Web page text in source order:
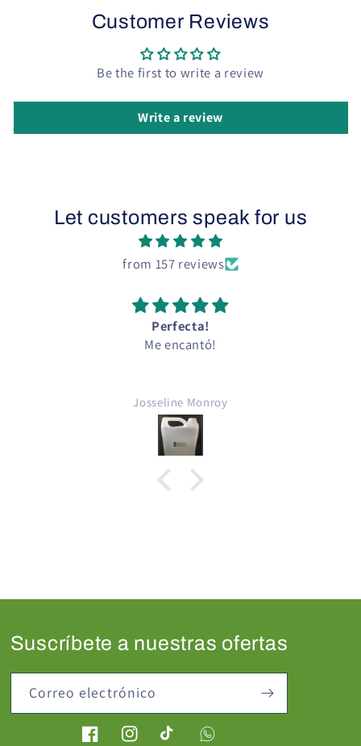
Customer Reviews
Be the first to write a review
Write a review
Let customers speak for us
from 157 reviews
Perfecta!
Me encantó!
Josseline Monroy
Suscríbete a nuestras ofertas
Correo electrónico